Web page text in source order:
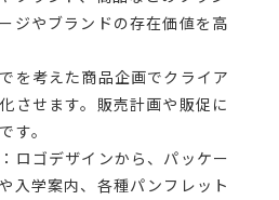
ジやブランドの存在価値を高
を考えた商品企画でクライア
させます。販売計画や販促に
す。
ロゴデザインから、パッケー
入学案内、各種パンフレット